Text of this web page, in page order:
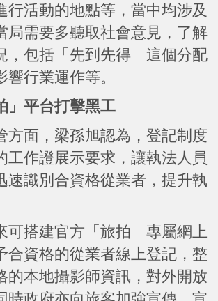
行活動的地點等，當中均涉及
局需要多聽取社會意見，了解
，包括「先到先得」這個分配
行業運作等。
」平台打擊黑工
方面，梁孫旭認為，登記制度
工作證展示要求，讓執法人員
速識別合資格從業者，提升執
可搭建官方「旅拍」專屬網上
合資格的從業者線上登記，整
的本地攝影師資訊，對外開放